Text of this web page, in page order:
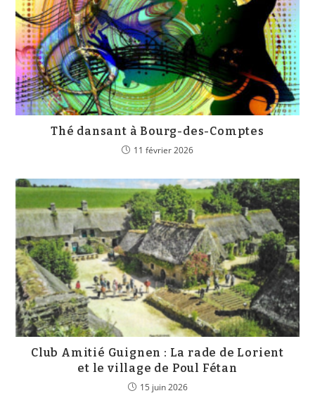
Thé dansant à Bourg-des-Comptes
11 février 2026
Club Amitié Guignen : La rade de Lorient
et le village de Poul Fétan
15 juin 2026